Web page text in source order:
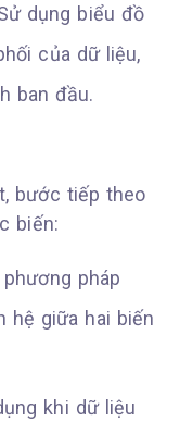
dụng biểu đồ
của dữ liệu,
ban đầu.
bước tiếp theo
biến:
pháp
hệ giữa hai biến
khi dữ liệu